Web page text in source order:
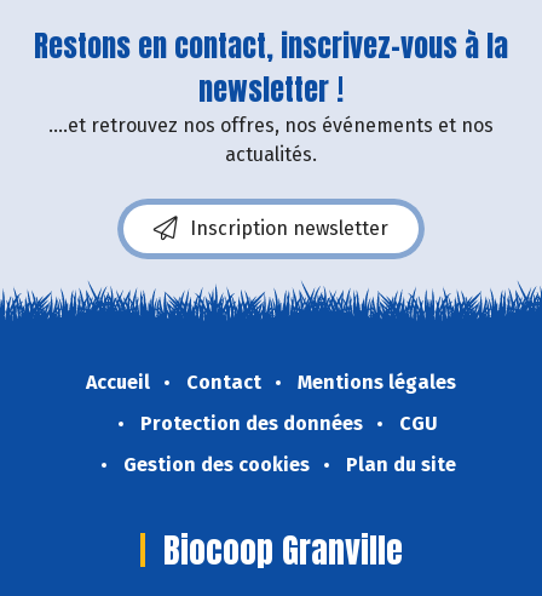
Restons en contact, inscrivez-vous à la
newsletter !
....et retrouvez nos offres, nos événements et nos
actualités.
Inscription newsletter
Accueil Contact
Mentions légales
Protection des données
CGU
Gestion des cookies
Plan du site
Biocoop Granville